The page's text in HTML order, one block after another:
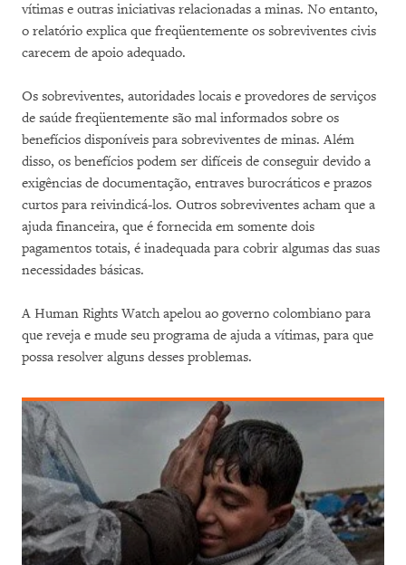
vítimas e outras iniciativas relacionadas a minas. No entanto,
o relatório explica que freqüentemente os sobreviventes civis
carecem de apoio adequado.
Os sobreviventes, autoridades locais e provedores de serviços
de saúde freqüentemente são mal informados sobre os
benefícios disponíveis para sobreviventes de minas. Além
disso, os benefícios podem ser difíceis de conseguir devido a
exigências de documentação, entraves burocráticos e prazos
curtos para reivindicá-los. Outros sobreviventes acham que a
ajuda financeira, que é fornecida em somente dois
pagamentos totais, é inadequada para cobrir algumas das suas
necessidades básicas.
A Human Rights Watch apelou ao governo colombiano para
que reveja e mude seu programa de ajuda a vítimas, para que
possa resolver alguns desses problemas.